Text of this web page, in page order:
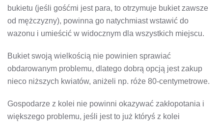
bukietu (jeśli gośćmi jest para, to otrzymuje bukiet zawsze
od mężczyzny), powinna go natychmiast wstawić do
wazonu i umieścić w widocznym dla wszystkich miejscu.
Bukiet swoją wielkością nie powinien sprawiać
obdarowanym problemu, dlatego dobrą opcją jest zakup
nieco niższych kwiatów, aniżeli np. róże 80-centymetrowe.
Gospodarze z kolei nie powinni okazywać zakłopotania i
większego problemu, jeśli jest to już któryś z kolei